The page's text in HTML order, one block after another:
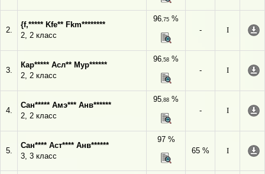
2.
{f,***** Kfe** Fkm********
2, 2 класс
96,75 %
-
I
3.
Кар***** Асл** Мур******
2, 2 класс
96,58 %
-
I
4.
Сан***** Амэ*** Анв******
2, 2 класс
95,88 %
-
I
5.
Сан**** Аст**** Анв******
3, 3 класс
97 %
65 %
I